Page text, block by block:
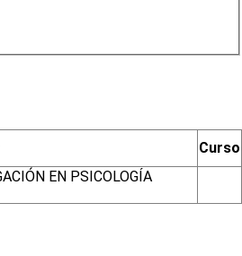
Curso
EN PSICOLOGÍA